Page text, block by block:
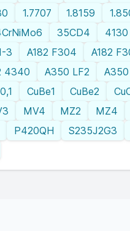
1.7707 1.8159
35CD4 4130
3 A182 F304 A182
4340 A350 LF2
CuBe1 CuBe2
MV4 MZ2 MZ4
P420QH S235J2G3